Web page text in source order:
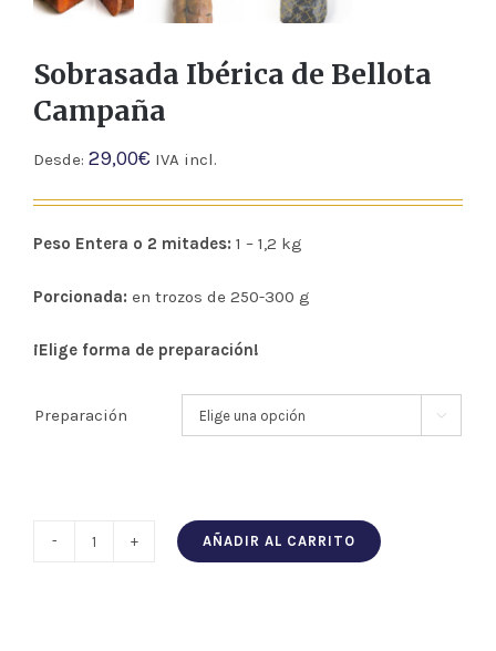
Sobrasada Ibérica de Bellota
Campaña
Desde: 29,00€ IVA incl.
Peso Entera o 2 mitades: 1 – 1,2 kg
Porcionada: en trozos de 250-300 g
¡Elige forma de preparación!
Preparación 
AÑADIR AL CARRITO